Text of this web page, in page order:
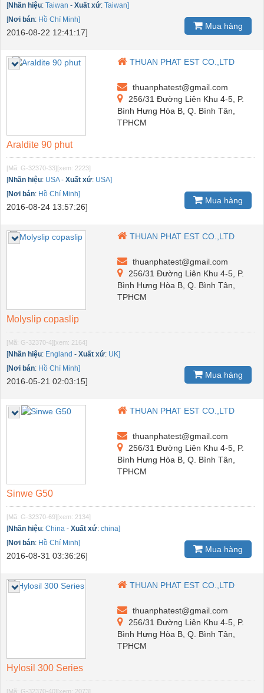
[Nhãn hiệu: Taiwan - Xuất xứ: Taiwan]
[Nơi bán: Hồ Chí Minh]
2016-08-22 12:41:17]
Mua hàng
THUAN PHAT EST CO.,LTD
thuanphatest@gmail.com
256/31 Đường Liên Khu 4-5, P.
Bình Hưng Hòa B, Q. Bình Tân,
TPHCM
Araldite 90 phut
[Mã: G-32370-33][xem: 2223]
[Nhãn hiệu: USA- Xuất xứ: USA]
[Nơi bán: Hồ Chí Minh]
2016-08-24 13:57:26]
Mua hàng
THUAN PHAT EST CO.,LTD
thuanphatest@gmail.com
256/31 Đường Liên Khu 4-5, P.
Bình Hưng Hòa B, Q. Bình Tân,
TPHCM
Molyslip copaslip
[Mã: G-32370-4][xem: 2164]
[Nhãn hiệu: England - Xuất xứ: UK]
[Nơi bán: Hồ Chí Minh]
2016-05-21 02:03:15]
Mua hàng
THUAN PHAT EST CO.,LTD
thuanphatest@gmail.com
256/31 Đường Liên Khu 4-5, P.
Bình Hưng Hòa B, Q. Bình Tân,
TPHCM
Sinwe G50
[Mã: G-32370-69][xem: 2134]
[Nhãn hiệu: China - Xuất xứ: china]
[Nơi bán: Hồ Chí Minh]
2016-08-31 03:36:26]
Mua hàng
THUAN PHAT EST CO.,LTD
thuanphatest@gmail.com
256/31 Đường Liên Khu 4-5, P.
Bình Hưng Hòa B, Q. Bình Tân,
TPHCM
Hylosil 300 Series
[Mã: G-32370-40][xem: 2073]